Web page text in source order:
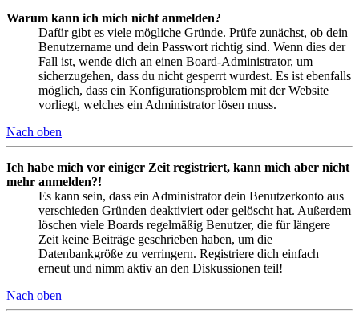
Warum kann ich mich nicht anmelden?
Dafür gibt es viele mögliche Gründe. Prüfe zunächst, ob dein
Benutzername und dein Passwort richtig sind. Wenn dies der
Fall ist, wende dich an einen Board-Administrator, um
sicherzugehen, dass du nicht gesperrt wurdest. Es ist ebenfalls
möglich, dass ein Konfigurationsproblem mit der Website
vorliegt, welches ein Administrator lösen muss.
Nach oben
Ich habe mich vor einiger Zeit registriert, kann mich aber nicht
mehr anmelden?!
Es kann sein, dass ein Administrator dein Benutzerkonto aus
verschieden Gründen deaktiviert oder gelöscht hat. Außerdem
löschen viele Boards regelmäßig Benutzer, die für längere
Zeit keine Beiträge geschrieben haben, um die
Datenbankgröße zu verringern. Registriere dich einfach
erneut und nimm aktiv an den Diskussionen teil!
Nach oben